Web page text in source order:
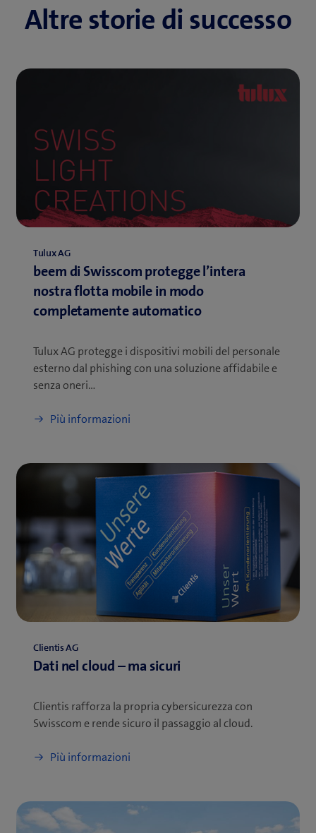
Altre storie di successo
Tulux AG
beem di Swisscom protegge l’intera
nostra flotta mobile in modo
completamente automatico
Tulux AG protegge i dispositivi mobili del personale
esterno dal phishing con una soluzione affidabile e
senza oneri…
Più informazioni
Clientis AG
Dati nel cloud – ma sicuri
Clientis rafforza la propria cybersicurezza con
Swisscom e rende sicuro il passaggio al cloud.
Più informazioni